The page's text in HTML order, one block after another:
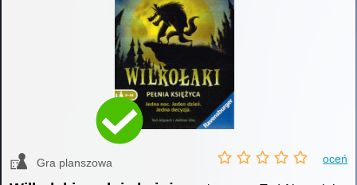
Gra planszowa oceń